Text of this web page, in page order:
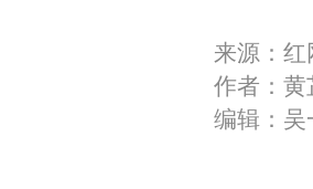
来源：红
作者：黄
编辑：吴